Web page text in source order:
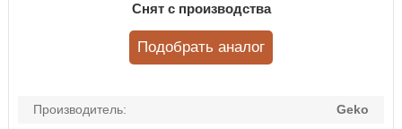
Производитель:
Geko
Снят с производства
Подобрать аналог